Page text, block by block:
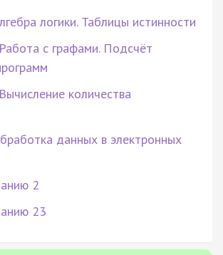
логики. Таблицы истинности
с графами. Подсчёт
количества
данных в электронных
2
23